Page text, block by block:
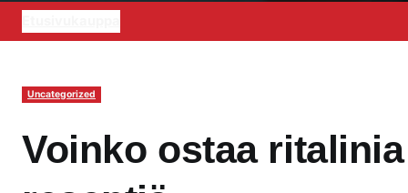
Uncategorized
Voinko ostaa